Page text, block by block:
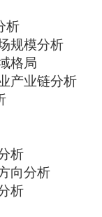
析
规模分析
格局
产业链分析
析
向分析
析